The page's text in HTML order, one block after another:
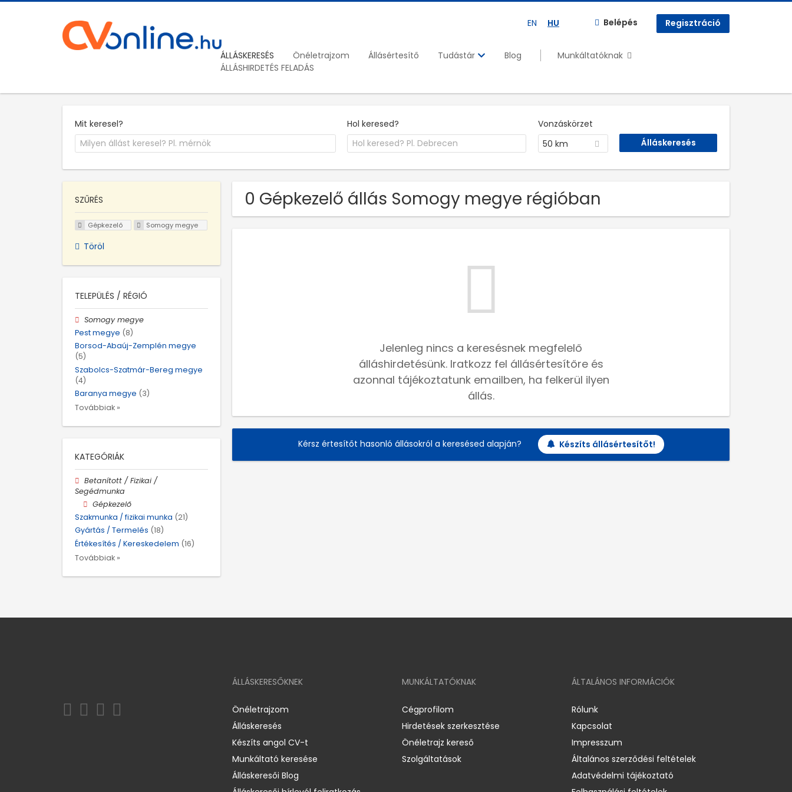
EN HU Belépés Regisztráció
ÁLLÁSKERESÉS Önéletrajzom Állásértesítő Tudástár Blog
Munkáltatóknak
ÁLLÁSHIRDETÉS FELADÁS
Mit keresel? Hol keresed?
Vonzáskörzet
50 km
0 Gépkezelő állás Somogy megye régióban
Jelenleg nincs a keresésnek megfelelő
álláshirdetésünk. Iratkozz fel állásértesítőre és
azonnal tájékoztatunk emailben, ha felkerül ilyen
állás.
Kérsz értesítőt hasonló állásokról a keresésed alapján? Készíts állásértesítőt!
SZŰRÉS
Gépkezelő Somogy megye
Töröl
TELEPÜLÉS / RÉGIÓ
Somogy megye
Pest megye (8)
Borsod-Abaúj-Zemplén megye
(5)
Szabolcs-Szatmár-Bereg megye
(4)
Baranya megye (3)
Továbbiak »
KATEGÓRIÁK
Betanított / Fizikai /
Segédmunka
Gépkezelő
Szakmunka / fizikai munka (21)
Gyártás / Termelés (18)
Értékesítés / Kereskedelem (16)
Továbbiak »
ÁLLÁSKERESŐKNEK
Önéletrajzom
Álláskeresés
Készíts angol CV-t
Munkáltató keresése
Álláskeresői Blog
MUNKÁLTATÓKNAK
Cégprofilom
Hirdetések szerkesztése
Önéletrajz kereső
Szolgáltatások
ÁLTALÁNOS INFORMÁCIÓK
Rólunk
Kapcsolat
Impresszum
Általános szerződési feltételek
Adatvédelmi tájékoztató